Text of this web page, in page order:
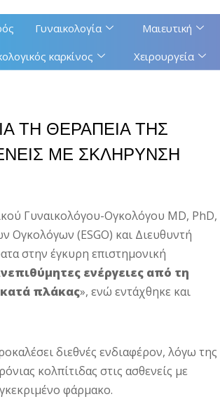
Γυναικολογία Μαιευτική
καρκίνος
Χειρουργεία
ΤΗ ΘΕΡΑΠΕΙΑ ΤΗΣ
ΜΕ ΣΚΛΗΡΥΝΣΗ
Γυναικολόγου-Ογκολόγου MD, PhD,
Ογκολόγων (ESGO) και Διευθυντή
στην έγκυρη επιστημονική
ενέργειες από τη
πλάκας», ενώ εντάχθηκε και
διεθνές ενδιαφέρον, λόγω της
κολπίτιδας στις ασθενείς με
φάρμακο.